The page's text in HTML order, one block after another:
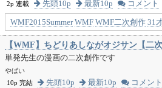
2p 連載
先頭10p 最新10p コメント
WMF2015Summer WMF WMF二次創作 31
【WMF】ちどりあしながオジサン【二
単発先生の漫画の二次創作です
やばい
10p 完結
先頭10p 最新10p コメント